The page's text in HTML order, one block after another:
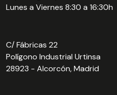
Lunes a Viernes 8:30 a 16:30h
C/ Fábricas 22
Polígono Industrial Urtinsa
28923 - Alcorcón, Madrid